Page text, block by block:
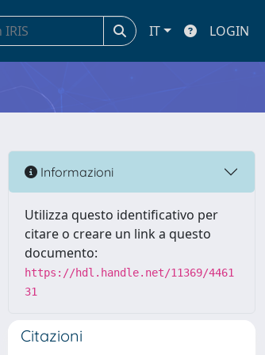
IT LOGIN
Informazioni
Utilizza questo identificativo per
citare o creare un link a questo
documento:
https://hdl.handle.net/11369/4461
31
Citazioni